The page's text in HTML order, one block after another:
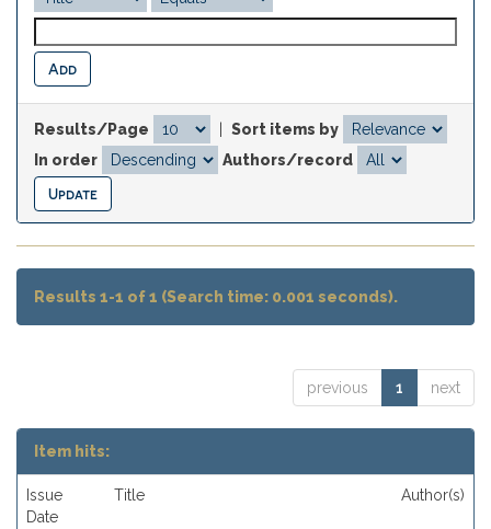
Results/Page
Sort items by
In order
Authors/record
Results 1-1 of 1 (Search time: 0.001 seconds).
previous 1 next
Item hits:
Issue
Date
Title Author(s)